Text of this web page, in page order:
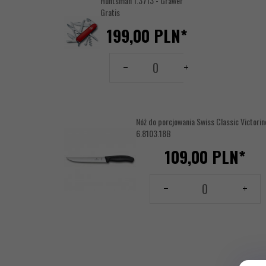
Gratis
199,00 PLN*
Nóż do porcjowania Swiss Classic
6.8103.18B
109,00 PLN*